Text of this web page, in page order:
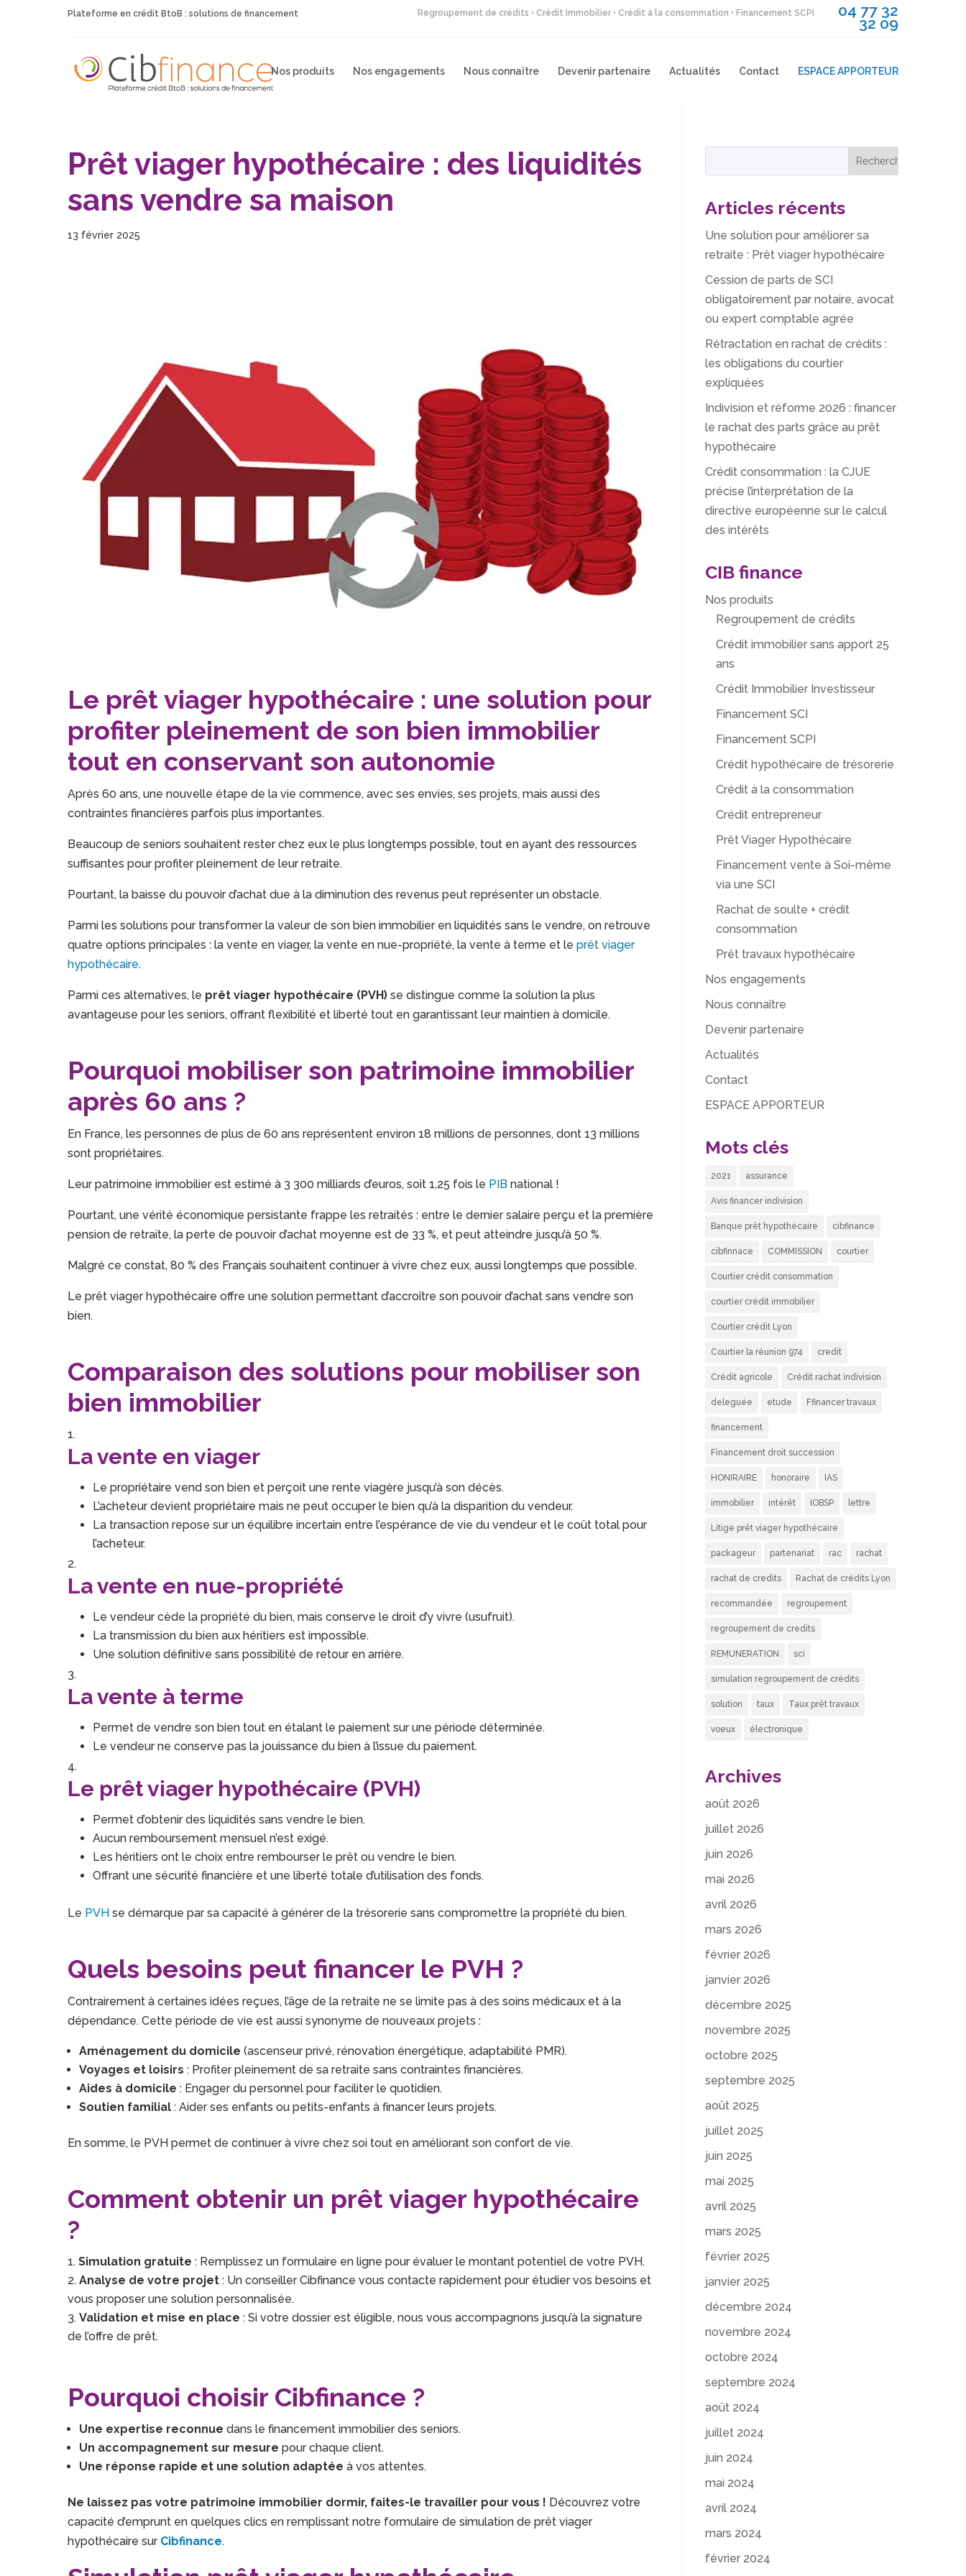
Plateforme en crédit BtoB : solutions de financement Regroupement de crédits • Crédit Immobilier • Crédit à la consommation • Financement SCPI 04 77 32
32 09
Nos produits Nos engagements Nous connaître Devenir partenaire Actualités Contact ESPACE APPORTEUR
Prêt viager hypothécaire : des liquidités
sans vendre sa maison
13 février 2025
Le prêt viager hypothécaire : une solution pour
profiter pleinement de son bien immobilier
tout en conservant son autonomie
Après 60 ans, une nouvelle étape de la vie commence, avec ses envies, ses projets, mais aussi des
contraintes financières parfois plus importantes.
Beaucoup de seniors souhaitent rester chez eux le plus longtemps possible, tout en ayant des ressources
suffisantes pour profiter pleinement de leur retraite.
Pourtant, la baisse du pouvoir d’achat due à la diminution des revenus peut représenter un obstacle.
Parmi les solutions pour transformer la valeur de son bien immobilier en liquidités sans le vendre, on retrouve
quatre options principales : la vente en viager, la vente en nue-propriété, la vente à terme et leprêt viager
hypothécaire.
Parmi ces alternatives, le prêt viager hypothécaire (PVH) se distingue comme la solution la plus
avantageuse pour les seniors, offrant flexibilité et liberté tout en garantissant leur maintien à domicile.
Pourquoi mobiliser son patrimoine immobilier
après 60 ans ?
En France, les personnes de plus de 60 ans représentent environ 18 millions de personnes, dont 13 millions
sont propriétaires.
Leur patrimoine immobilier est estimé à 3 300 milliards d’euros, soit 1,25 fois le PIB national !
Pourtant, une vérité économique persistante frappe les retraités : entre le dernier salaire perçu et la première
pension de retraite, la perte de pouvoir d’achat moyenne est de 33 %, et peut atteindre jusqu’à 50 %.
Malgré ce constat, 80 % des Français souhaitent continuer à vivre chez eux, aussi longtemps que possible.
Le prêt viager hypothécaire offre une solution permettant d’accroître son pouvoir d’achat sans vendre son
bien.
Comparaison des solutions pour mobiliser son
bien immobilier
La vente en viager
Le propriétaire vend son bien et perçoit une rente viagère jusqu’à son décès.
L’acheteur devient propriétaire mais ne peut occuper le bien qu’à la disparition du vendeur.
La transaction repose sur un équilibre incertain entre l’espérance de vie du vendeur et le coût total pour
l’acheteur.
La vente en nue-propriété
Le vendeur cède la propriété du bien, mais conserve le droit d’y vivre (usufruit).
La transmission du bien aux héritiers est impossible.
Une solution définitive sans possibilité de retour en arrière.
La vente à terme
Permet de vendre son bien tout en étalant le paiement sur une période déterminée.
Le vendeur ne conserve pas la jouissance du bien à l’issue du paiement.
Le prêt viager hypothécaire (PVH)
Permet d’obtenir des liquidités sans vendre le bien.
Aucun remboursement mensuel n’est exigé.
Les héritiers ont le choix entre rembourser le prêt ou vendre le bien.
Offrant une sécurité financière et une liberté totale d’utilisation des fonds.
Le PVH se démarque par sa capacité à générer de la trésorerie sans compromettre la propriété du bien.
Quels besoins peut financer le PVH ?
Contrairement à certaines idées reçues, l’âge de la retraite ne se limite pas à des soins médicaux et à la
dépendance. Cette période de vie est aussi synonyme de nouveaux projets :
Aménagement du domicile (ascenseur privé, rénovation énergétique, adaptabilité PMR).
Voyages et loisirs : Profiter pleinement de sa retraite sans contraintes financières.
Aides à domicile : Engager du personnel pour faciliter le quotidien.
Soutien familial : Aider ses enfants ou petits-enfants à financer leurs projets.
En somme, le PVH permet de continuer à vivre chez soi tout en améliorant son confort de vie.
Comment obtenir un prêt viager hypothécaire
?
Simulation gratuite : Remplissez un formulaire en ligne pour évaluer le montant potentiel de votre PVH.
Analyse de votre projet : Un conseiller Cibfinance vous contacte rapidement pour étudier vos besoins et
vous proposer une solution personnalisée.
Validation et mise en place : Si votre dossier est éligible, nous vous accompagnons jusqu’à la signature
de l’offre de prêt.
Pourquoi choisir Cibfinance ?
Une expertise reconnue dans le financement immobilier des seniors.
Un accompagnement sur mesure pour chaque client.
Une réponse rapide et une solution adaptée à vos attentes.
Ne laissez pas votre patrimoine immobilier dormir, faites-le travailler pour vous ! Découvrez votre
capacité d’emprunt en quelques clics en remplissant notre formulaire de simulation de prêt viager
hypothécaire sur Cibfinance.
Articles récents
Une solution pour améliorer sa
retraite : Prêt viager hypothécaire
Cession de parts de SCI
obligatoirement par notaire, avocat
ou expert comptable agrée
Rétractation en rachat de crédits :
les obligations du courtier
expliquées
Indivision et réforme 2026 : financer
le rachat des parts grâce au prêt
hypothécaire
Crédit consommation : la CJUE
précise l’interprétation de la
directive européenne sur le calcul
des intérêts
CIB finance
Nos produits
Regroupement de crédits
Crédit immobilier sans apport 25
ans
Crédit Immobilier Investisseur
Financement SCI
Financement SCPI
Crédit hypothécaire de trésorerie
Crédit à la consommation
Crédit entrepreneur
Prêt Viager Hypothécaire
Financement vente à Soi-même
via une SCI
Rachat de soulte + crédit
consommation
Prêt travaux hypothécaire
Nos engagements
Nous connaître
Devenir partenaire
Actualités
Contact
ESPACE APPORTEUR
Mots clés
2021 assurance
Avis financer indivision
Banque prêt hypothécaire cibfinance
cibfinnace COMMISSION courtier
Courtier crédit consommation
courtier crédit immobilier
Courtier crédit Lyon
Courtier la réunion 974 credit
Crédit agricole Crédit rachat indivision
deleguée etude Ffinancer travaux
financement
Financement droit succession
HONIRAIRE honoraire IAS
immobilier intérêt IOBSP lettre
Litige prêt viager hypothécaire
packageur partenariat rac rachat
rachat de credits Rachat de crédits Lyon
recommandée regroupement
regroupement de credits
REMUNERATION sci
simulation regroupement de crédits
solution taux Taux prêt travaux
voeux électronique
Archives
août 2026
juillet 2026
juin 2026
mai 2026
avril 2026
mars 2026
février 2026
janvier 2026
décembre 2025
novembre 2025
octobre 2025
septembre 2025
août 2025
juillet 2025
juin 2025
mai 2025
avril 2025
mars 2025
février 2025
janvier 2025
décembre 2024
novembre 2024
octobre 2024
septembre 2024
août 2024
juillet 2024
juin 2024
mai 2024
avril 2024
mars 2024
février 2024